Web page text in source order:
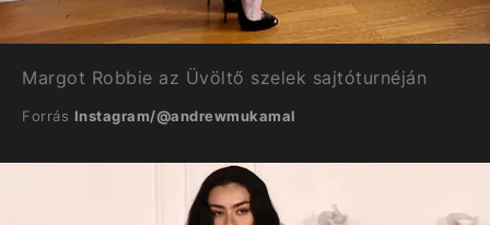
Margot Robbie az Üvöltő szelek sajtóturnéján
Forrás Instagram/@andrewmukamal